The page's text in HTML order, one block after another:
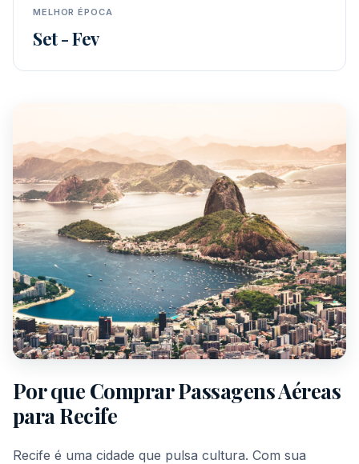
MELHOR ÉPOCA
Set - Fev
Por que Comprar Passagens Aéreas
para Recife
Recife é uma cidade que pulsa cultura. Com sua